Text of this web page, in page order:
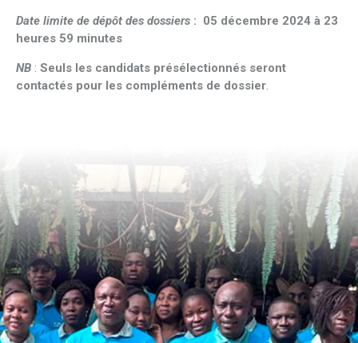
Date limite de dépôt des dossiers : 05 décembre 2024 à 23
heures 59 minutes
NB : Seuls les candidats présélectionnés seront
contactés pour les compléments de dossier.